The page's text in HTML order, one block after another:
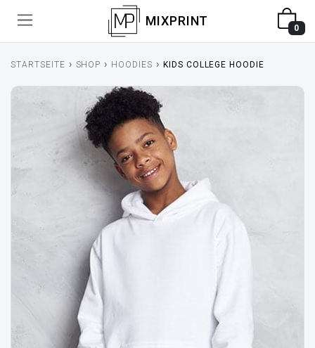
MIXPRINT
0
STARTSEITE › SHOP › HOODIES › KIDS COLLEGE HOODIE